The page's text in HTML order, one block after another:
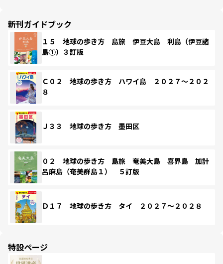
新刊ガイドブック
１５ 地球の歩き方 島旅 伊豆大島 利島（伊豆諸
島①）３訂版
Ｃ０２ 地球の歩き方 ハワイ島 ２０２７～２０２
８
Ｊ３３ 地球の歩き方 墨田区
０２ 地球の歩き方 島旅 奄美大島 喜界島 加計
呂麻島（奄美群島１） ５訂版
Ｄ１７ 地球の歩き方 タイ ２０２７～２０２８
特設ページ